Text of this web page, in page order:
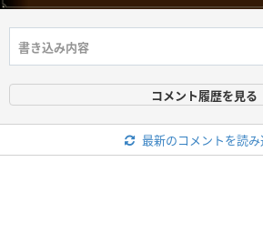
コメント履歴を見る
最新のコメントを読み